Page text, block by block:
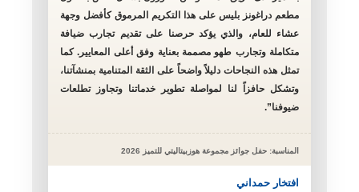
مطعم دراغونز بليس على هذا التكريم المرموق كأفضل وجهة
عشاء للعام، والذي يؤكد حرصنا على تقديم تجارب ضيافة
متكاملة وتجارب طهو مصممة بعناية وفق أعلى المعايير. كما
تمثل هذه النجاحات دليلاً واضحاً على الثقة المتنامية بمنشآتنا،
وتشكل حافزاً لنا لمواصلة تطوير خدماتنا وتجاوز تطلعات
ضيوفنا”.
المناسبة: حفل جوائز مجموعة هوزبيتاليتي للتميز 2026
افتخار حمداني